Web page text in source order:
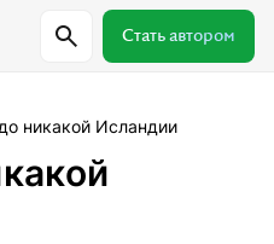
Стать автором
Куда поехать
никакой Исландии